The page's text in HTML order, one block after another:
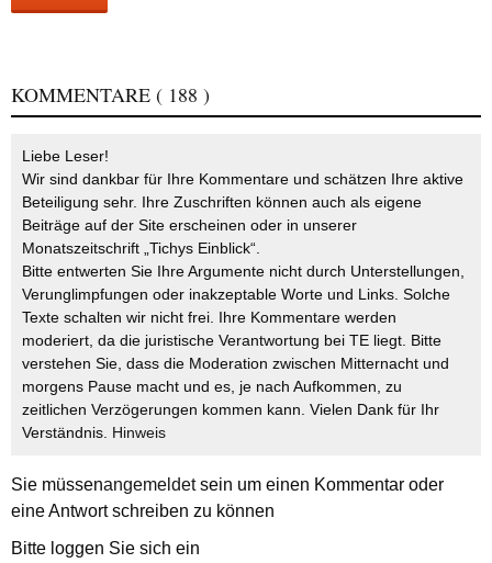
KOMMENTARE ( 188 )
Liebe Leser!
Wir sind dankbar für Ihre Kommentare und schätzen Ihre aktive
Beteiligung sehr. Ihre Zuschriften können auch als eigene
Beiträge auf der Site erscheinen oder in unserer
Monatszeitschrift „Tichys Einblick“.
Bitte entwerten Sie Ihre Argumente nicht durch Unterstellungen,
Verunglimpfungen oder inakzeptable Worte und Links. Solche
Texte schalten wir nicht frei. Ihre Kommentare werden
moderiert, da die juristische Verantwortung bei TE liegt. Bitte
verstehen Sie, dass die Moderation zwischen Mitternacht und
morgens Pause macht und es, je nach Aufkommen, zu
zeitlichen Verzögerungen kommen kann. Vielen Dank für Ihr
Verständnis. Hinweis
Sie müssenangemeldetsein um einen Kommentar oder
eine Antwort schreiben zu können
Bitte loggen Sie sich ein